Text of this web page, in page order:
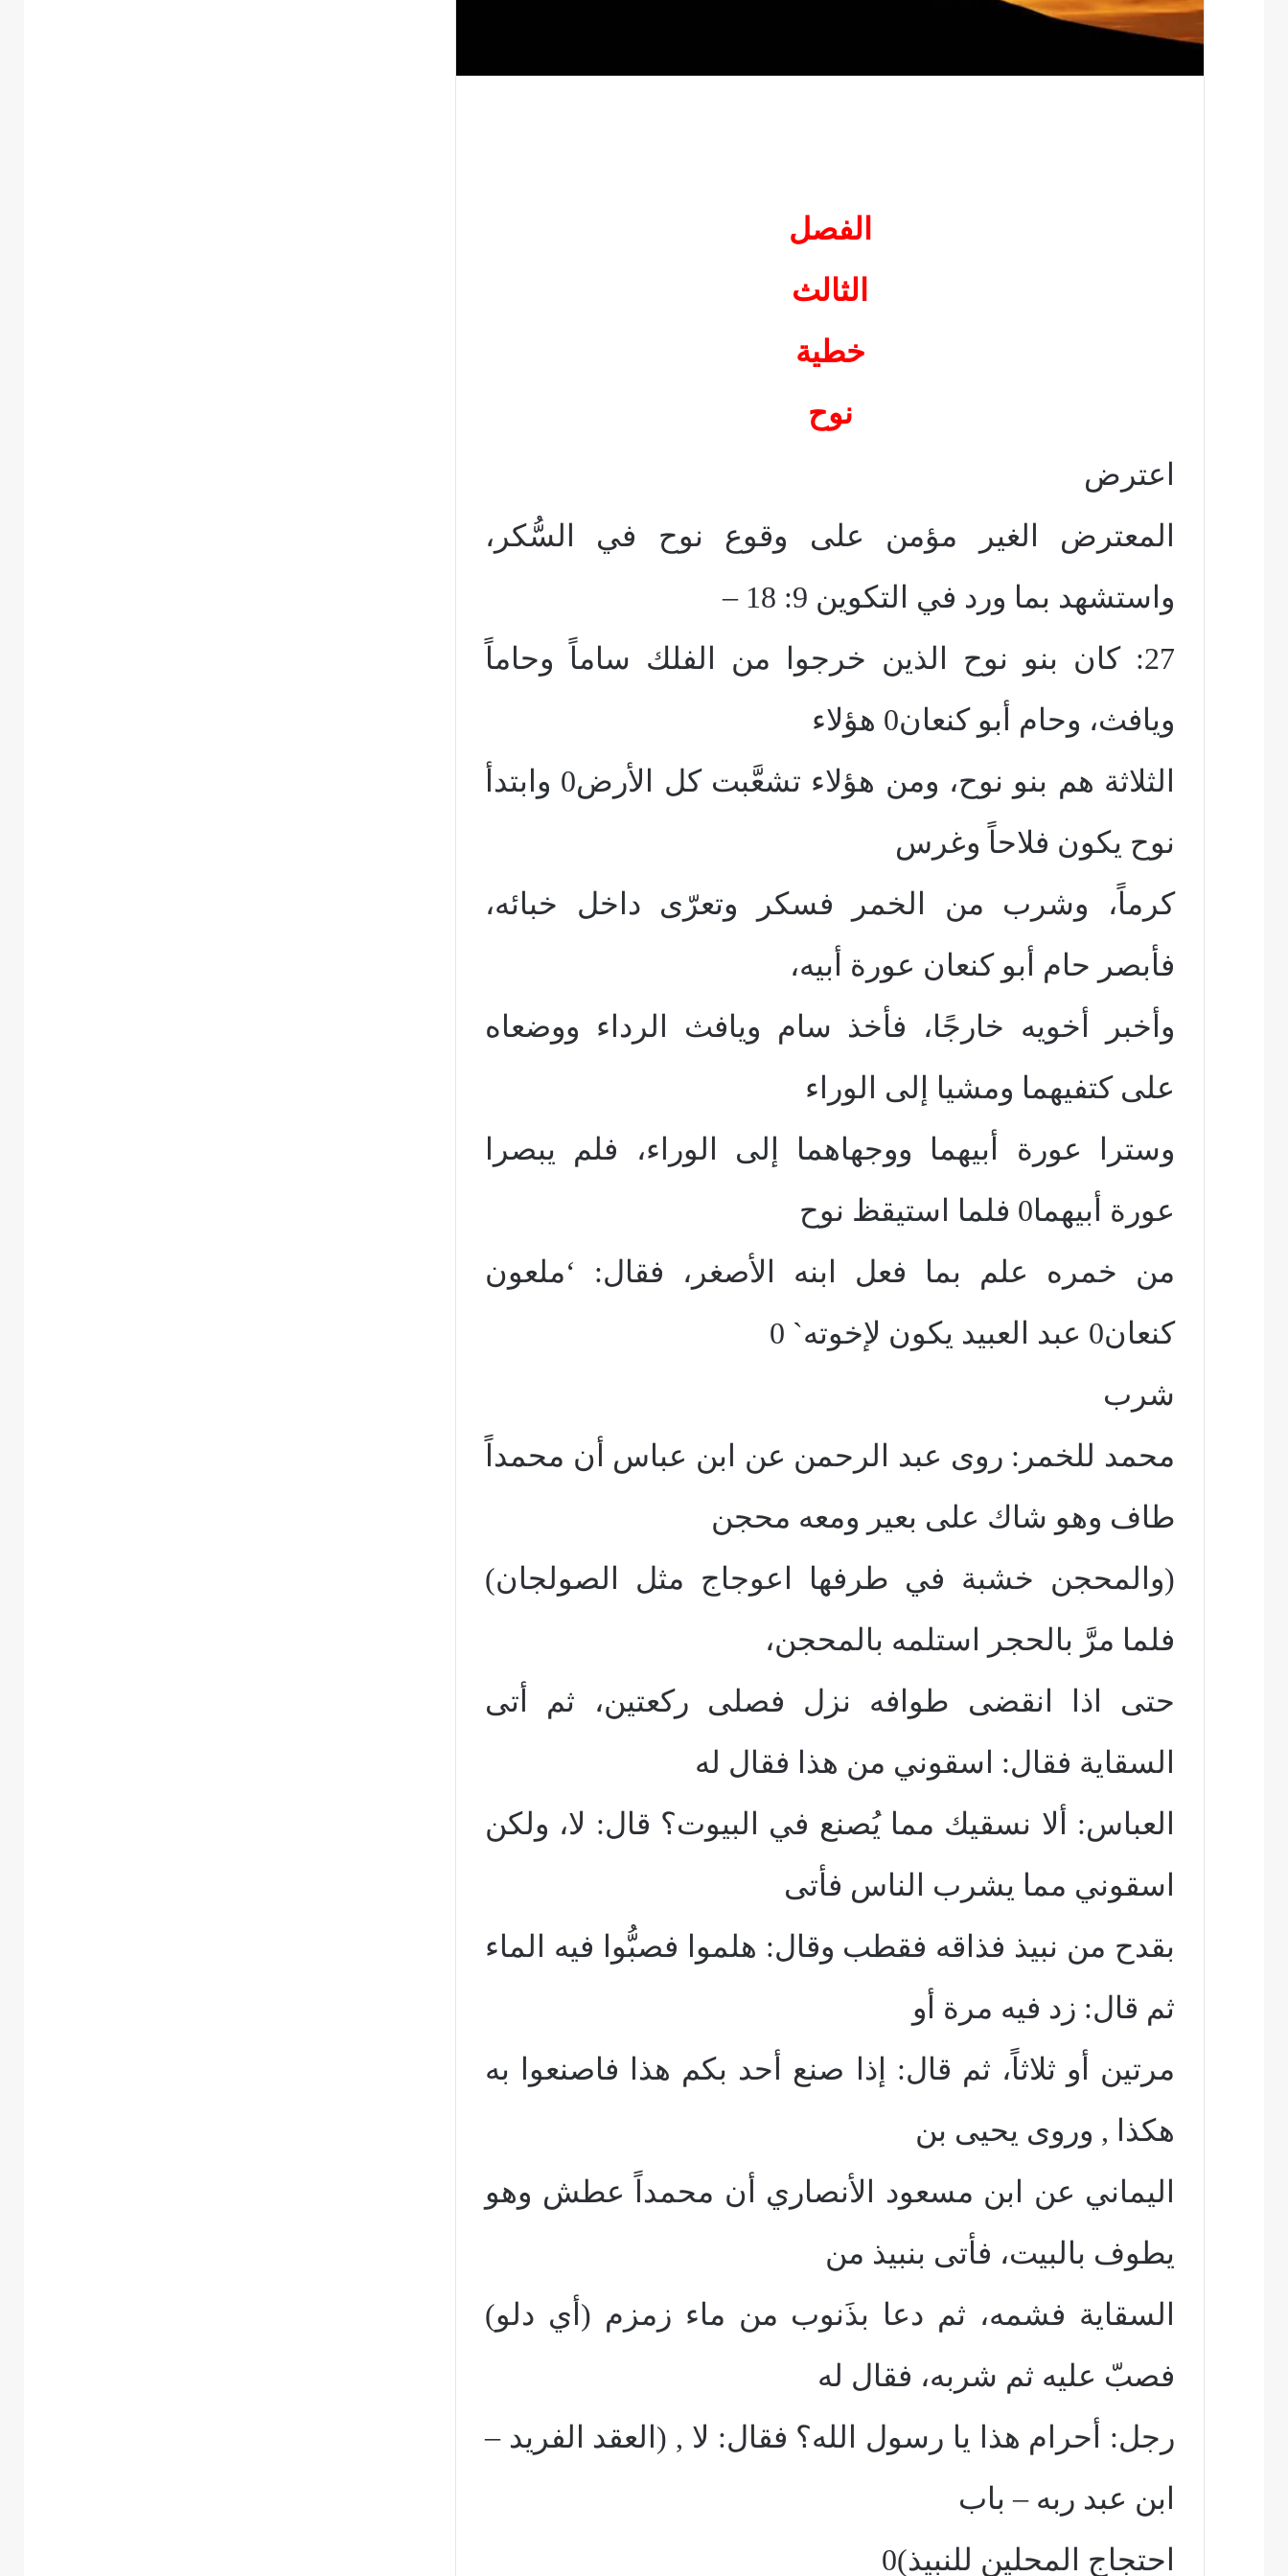
الفصل
الثالث
خطية
نوح
اعترض
المعترض الغير مؤمن على وقوع نوح في السُّكر،
واستشهد بما ورد في التكوين 9: 18 –
27: كان بنو نوح الذين خرجوا من الفلك ساماً وحاماً
ويافث، وحام أبو كنعان0 هؤلاء
الثلاثة هم بنو نوح، ومن هؤلاء تشعَّبت كل الأرض0 وابتدأ
نوح يكون فلاحاً وغرس
كرماً، وشرب من الخمر فسكر وتعرّى داخل خبائه،
فأبصر حام أبو كنعان عورة أبيه،
وأخبر أخويه خارجًا، فأخذ سام ويافث الرداء ووضعاه
على كتفيهما ومشيا إلى الوراء
وسترا عورة أبيهما ووجهاهما إلى الوراء، فلم يبصرا
عورة أبيهما0 فلما استيقظ نوح
من خمره علم بما فعل ابنه الأصغر، فقال: ‘ملعون
كنعان0 عبد العبيد يكون لإخوته` 0
شرب
محمد للخمر: روى عبد الرحمن عن ابن عباس أن محمداً
طاف وهو شاك على بعير ومعه محجن
(والمحجن خشبة في طرفها اعوجاج مثل الصولجان)
فلما مرَّ بالحجر استلمه بالمحجن،
حتى اذا انقضى طوافه نزل فصلى ركعتين، ثم أتى
السقاية فقال: اسقوني من هذا فقال له
العباس: ألا نسقيك مما يُصنع في البيوت؟ قال: لا، ولكن
اسقوني مما يشرب الناس فأتى
بقدح من نبيذ فذاقه فقطب وقال: هلموا فصبُّوا فيه الماء
ثم قال: زد فيه مرة أو
مرتين أو ثلاثاً، ثم قال: إذا صنع أحد بكم هذا فاصنعوا به
هكذا , وروى يحيى بن
اليماني عن ابن مسعود الأنصاري أن محمداً عطش وهو
يطوف بالبيت، فأتى بنبيذ من
السقاية فشمه، ثم دعا بذَنوب من ماء زمزم (أي دلو)
فصبّ عليه ثم شربه، فقال له
رجل: أحرام هذا يا رسول الله؟ فقال: لا , (العقد الفريد –
ابن عبد ربه – باب
احتجاج المحلين للنبيذ)0